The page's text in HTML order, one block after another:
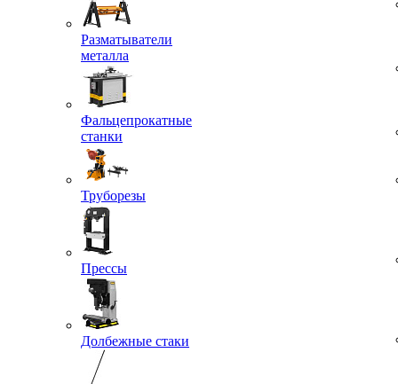
Разматыватели
металла
Фальцепрокатные
станки
Труборезы
Прессы
Долбежные стаки